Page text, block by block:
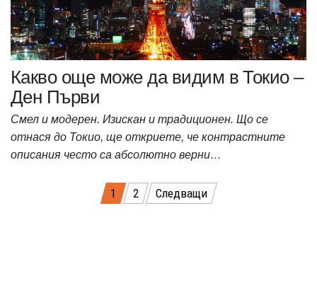
Какво още може да видим в Токио –
Ден Първи
Смел и модерен. Изискан и традиционен. Що се
отнася до Токио, ще откриете, че контрастните
описания често са абсолютно верни…
Разделяне 1 2 Следващи